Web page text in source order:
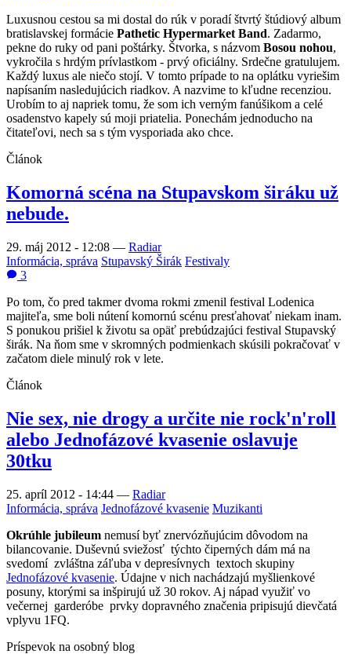
Luxusnou cestou sa mi dostal do rúk v poradí štvrtý štúdiový album
bratislavskej formácie Pathetic Hypermarket Band. Zadarmo,
pekne do ruky od pani poštárky. Štvorka, s názvom Bosou nohou,
vykročila s hrdým prívlastkom - prvý oficiálny. Srdečne gratulujem.
Každý luxus ale niečo stojí. V tomto prípade to na oplátku vyriešim
napísaním nasledujúcich riadkov. A nazvime to kľudne recenziou.
Urobím to aj napriek tomu, že som ich verným fanúšikom a celé
osadenstvo kapely sú moji priatelia. Ponechám jednoducho na
čitateľovi, nech sa s tým vysporiada ako chce.
Článok
Komorná scéna na Stupavskom širáku už
nebude.
29. máj 2012 - 12:08 — Radiar
Informácia, správa Stupavský Širák Festivaly
3
Po tom, čo pred takmer dvoma rokmi zmenil festival Lodenica
majiteľa, sme boli nútení komornú scénu presťahovať niekam inam.
S ponukou prišiel k životu sa opäť prebúdzajúci festival Stupavský
širák. Na ňom sme v skromných podmienkach skúsili pokračovať v
začatom diele minulý rok v lete.
Článok
Nie sex, nie drogy a určite nie rock'n'roll
alebo Jednofázové kvasenie oslavuje
30tku
25. apríl 2012 - 14:44 — Radiar
Informácia, správa Jednofázové kvasenie Muzikanti
Okrúhle jubileum nemusí byť znervózňujúcim dôvodom na
bilancovanie. Duševnú sviežosť týchto čiperných dám má na
svedomí zvláštna záľuba v depresívnych textoch skupiny
Jednofázové kvasenie. Údajne v nich nachádzajú myšlienkové
posuny, ktorými sa inšpirujú už 30 rokov. Aj nápad využiť vo
večernej garderóbe prvky dopravného značenia pripisujú dievčatá
vplyvu 1FQ.
Príspevok na osobný blog